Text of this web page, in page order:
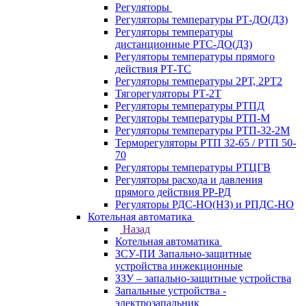
Регуляторы
Регуляторы температуры РТ-ДО(ДЗ)
Регуляторы температуры
дистанционные РТС-ДО(ДЗ)
Регуляторы температуры прямого
действия РТ-ТС
Регуляторы температуры 2РТ, 2РT2
Тягорегуляторы РТ-2Т
Регуляторы температуры РТПД
Регуляторы температуры РТП-M
Регуляторы температуры РТП-32-2М
Терморегуляторы РТП 32-65 / РТП 50-
70
Регуляторы температуры РТЦГВ
Регуляторы расхода и давления
прямого действия РР-РД
Регуляторы РДС-НО(НЗ) и РПДС-НО
Котельная автоматика
Назад
Котельная автоматика
ЗСУ-ПИ Запально-защитные
устройства инжекционные
ЗЗУ – запально-защитные устройства
Запальные устройства -
электрозапальник